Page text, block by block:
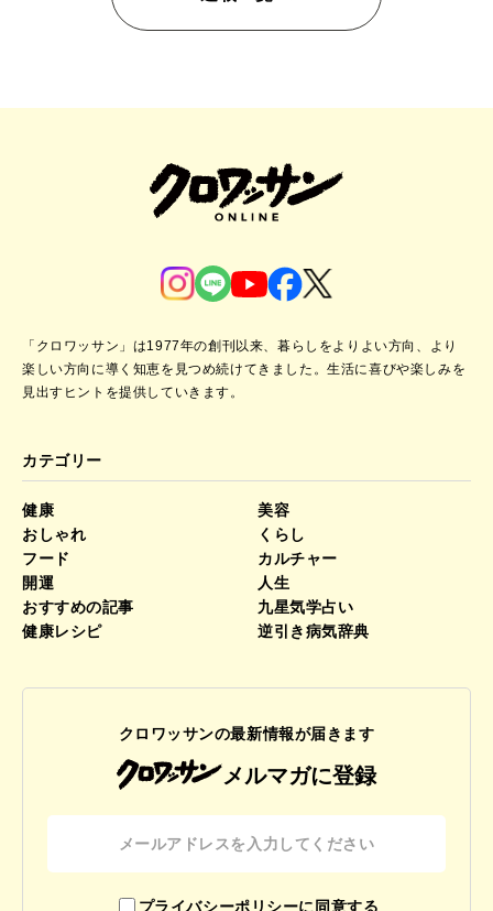
「クロワッサン」は1977年の創刊以来、暮らしをよりよい方向、より
楽しい方向に導く知恵を見つめ続けてきました。生活に喜びや楽しみを
見出すヒントを提供していきます。
カテゴリー
健康
美容
おしゃれ
くらし
フード
カルチャー
開運
人生
おすすめの記事
九星気学占い
健康レシピ
逆引き病気辞典
クロワッサンの最新情報が届きます
メルマガに登録
プライバシーポリシーに同意する